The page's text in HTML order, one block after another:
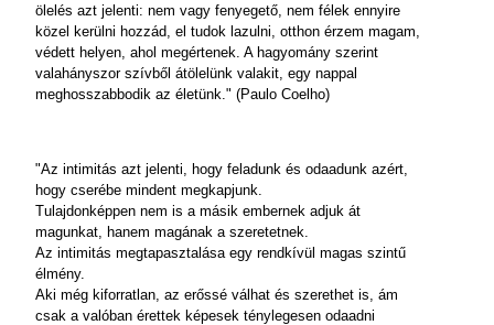
ölelés azt jelenti: nem vagy fenyegető, nem félek ennyire
közel kerülni hozzád, el tudok lazulni, otthon érzem magam,
védett helyen, ahol megértenek. A hagyomány szerint
valahányszor szívből átölelünk valakit, egy nappal
meghosszabbodik az életünk." (Paulo Coelho)
"Az intimitás azt jelenti, hogy feladunk és odaadunk azért,
hogy cserébe mindent megkapjunk.
Tulajdonképpen nem is a másik embernek adjuk át
magunkat, hanem magának a szeretetnek.
Az intimitás megtapasztalása egy rendkívül magas szintű
élmény.
Aki még kiforratlan, az erőssé válhat és szerethet is, ám
csak a valóban érettek képesek ténylegesen odaadni